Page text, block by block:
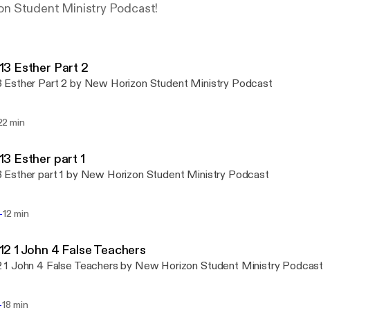
Student Ministry Podcast!
Esther Part 2
Esther Part 2 by New Horizon Student Ministry Podcast
min
Esther part 1
Esther part 1 by New Horizon Student Ministry Podcast
-12 min
1 John 4 False Teachers
1 John 4 False Teachers by New Horizon Student Ministry Podcast
18 min